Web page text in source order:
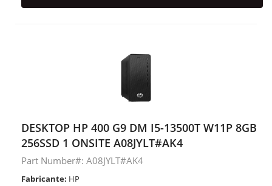
DESKTOP HP 400 G9 DM I5-13500T W11P 8GB
256SSD 1 ONSITE A08JYLT#AK4
Part Number#: A08JYLT#AK4
Fabricante: HP